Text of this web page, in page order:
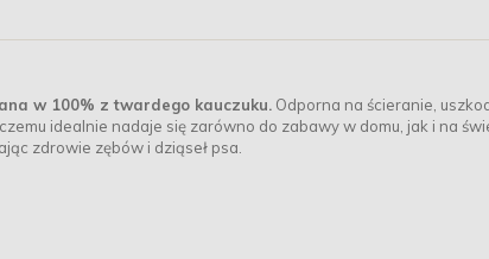
w 100% z twardego kauczuku. Odporna na ścieranie,
idealnie nadaje się zarówno do zabawy w domu, jak i na
zdrowie zębów i dziąseł psa.